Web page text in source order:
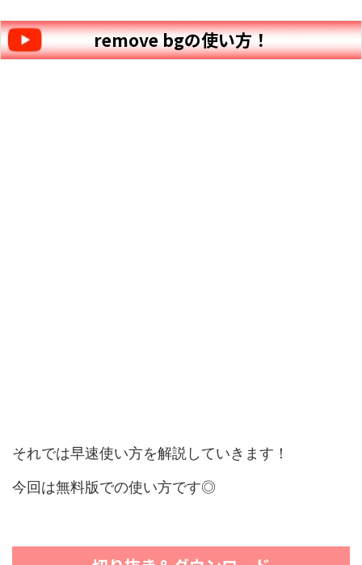
remove bgの使い方！
それでは早速使い方を解説していきます！
今回は無料版での使い方です◎